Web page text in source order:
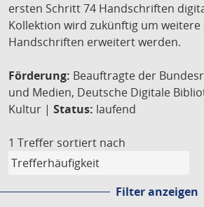
ersten Schritt 74 Handschriften
Kollektion wird zukünftig um
Handschriften erweitert werden.
Förderung: Beauftragte der
und Medien, Deutsche Digitale
Kultur | Status: laufend
1 Treffer sortiert nach
Filter anzeigen